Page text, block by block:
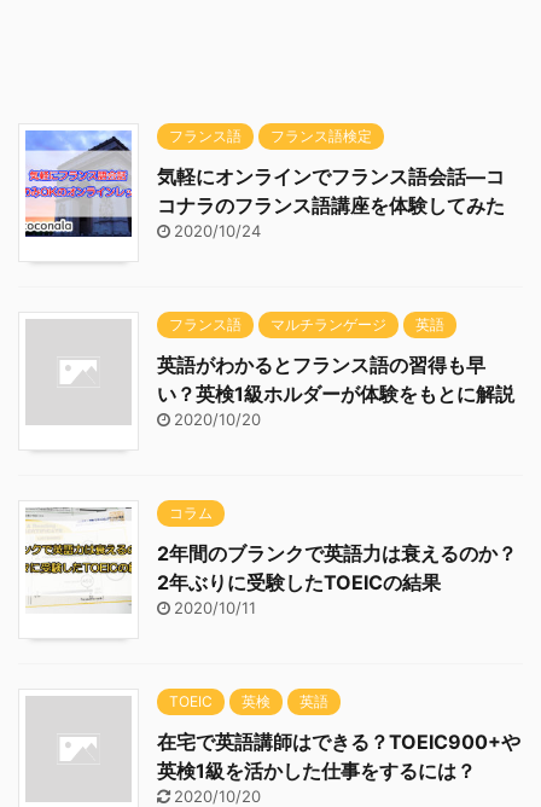
フランス語 フランス語検定
気軽にオンラインでフランス語会話―コ
コナラのフランス語講座を体験してみた
2020/10/24
フランス語 マルチランゲージ 英語
英語がわかるとフランス語の習得も早
い？英検1級ホルダーが体験をもとに解説
2020/10/20
コラム
2年間のブランクで英語力は衰えるのか？
2年ぶりに受験したTOEICの結果
2020/10/11
TOEIC 英検 英語
在宅で英語講師はできる？TOEIC900+や
英検1級を活かした仕事をするには？
2020/10/20